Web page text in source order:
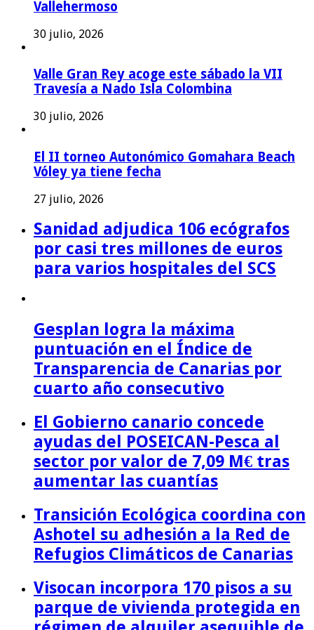
Vallehermoso
30 julio, 2026
Valle Gran Rey acoge este sábado la VII
Travesía a Nado Isla Colombina
30 julio, 2026
El II torneo Autonómico Gomahara Beach
Vóley ya tiene fecha
27 julio, 2026
Sanidad adjudica 106 ecógrafos
por casi tres millones de euros
para varios hospitales del SCS
Gesplan logra la máxima
puntuación en el Índice de
Transparencia de Canarias por
cuarto año consecutivo
El Gobierno canario concede
ayudas del POSEICAN-Pesca al
sector por valor de 7,09 M€ tras
aumentar las cuantías
Transición Ecológica coordina con
Ashotel su adhesión a la Red de
Refugios Climáticos de Canarias
Visocan incorpora 170 pisos a su
parque de vivienda protegida en